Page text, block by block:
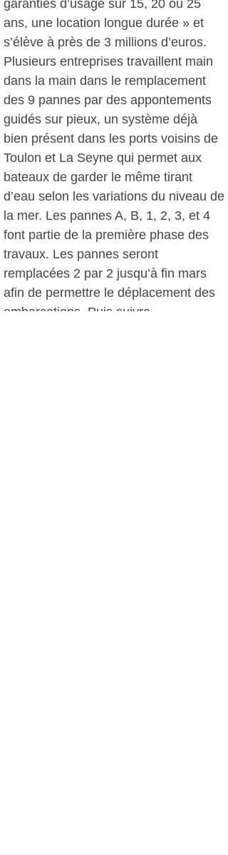
garanties d’usage sur 15, 20 ou 25
ans, une location longue durée » et
s’élève à près de 3 millions d’euros.
Plusieurs entreprises travaillent main
dans la main dans le remplacement
des 9 pannes par des appontements
guidés sur pieux, un système déjà
bien présent dans les ports voisins de
Toulon et La Seyne qui permet aux
bateaux de garder le même tirant
d’eau selon les variations du niveau de
la mer. Les pannes A, B, 1, 2, 3, et 4
font partie de la première phase des
travaux. Les pannes seront
remplacées 2 par 2 jusqu’à fin mars
afin de permettre le déplacement des
embarcations. Puis suivra